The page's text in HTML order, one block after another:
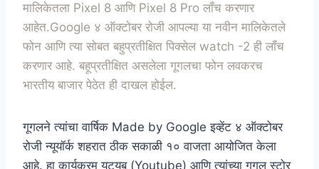
मालिकेतला Pixel 8 आणि Pixel 8 Pro लॉंच करणार
आहेत.Google ४ ऑक्टोबर रोजी आपल्या या नवीन मालिकेतले
फोन आणि त्या सोबत बहुप्रतीक्षित पिक्सेल watch -2 ही लॉंच
करणार आहे. बहूप्रतीक्षित असलेला गूगलचा फोन लवकरच
भारतीय बाजार पेठेत ही दाखल होईल.
गूगलने त्यांचा वार्षिक Made by Google इव्हेंट ४ ऑक्टोबर
रोजी न्यूयॉर्क शहरात ठीक सकाळी १० वाजता आयोजित केला
आहे. हा कार्यक्रम यूट्यूब (Youtube) आणि त्यांच्या गुगल स्टोर